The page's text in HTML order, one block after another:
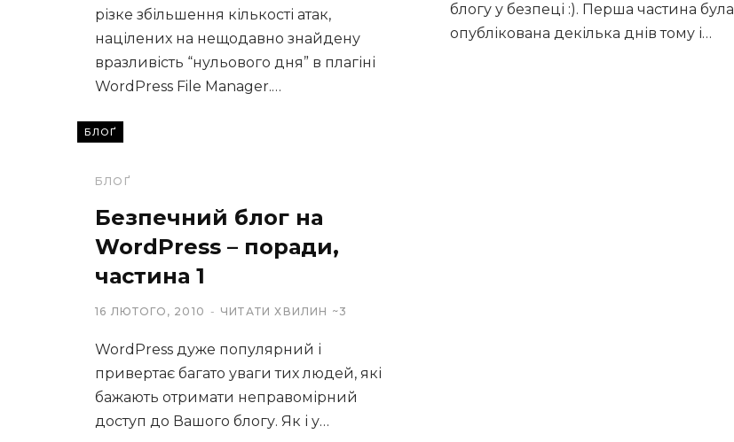
різке збільшення кількості атак,
націлених на нещодавно знайдену
вразливість “нульового дня” в плагіні
WordPress File Manager.…
блогу у безпеці :). Перша частина була
опублікована декілька днів тому і…
БЛОҐ
БЛОҐ
Безпечний блог на
WordPress – поради,
частина 1
16 ЛЮТОГО, 2010 ЧИТАТИ ХВИЛИН ~3
WordPress дуже популярний і
привертає багато уваги тих людей, які
бажають отримати неправомірний
доступ до Вашого блогу. Як і у…